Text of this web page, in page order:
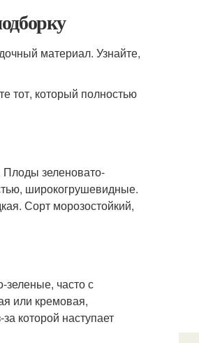
материал. Узнайте,
тот, который полностью
Плоды зеленовато-
широкогрушевидные.
Сорт морозостойкий,
часто с
или кремовая,
которой наступает